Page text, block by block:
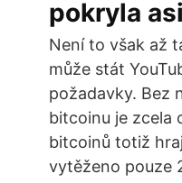
pokryla
Není to však až
může stát
požadavky. Bez
bitcoinu je zcela
bitcoinů totiž
vytěženo pouze